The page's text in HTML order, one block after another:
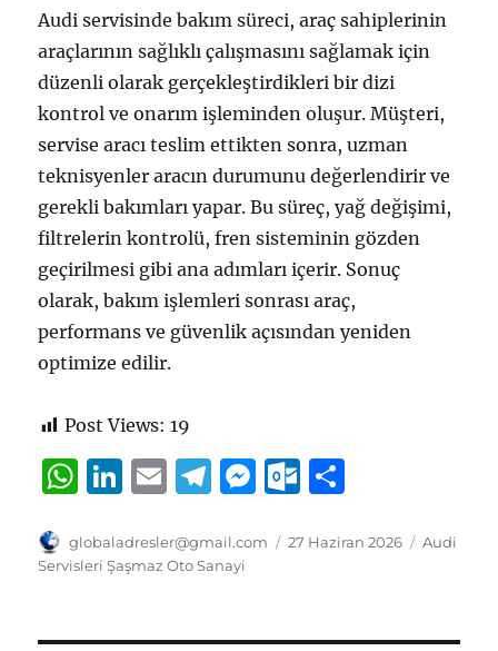
Audi servisinde bakım süreci, araç sahiplerinin
araçlarının sağlıklı çalışmasını sağlamak için
düzenli olarak gerçekleştirdikleri bir dizi
kontrol ve onarım işleminden oluşur. Müşteri,
servise aracı teslim ettikten sonra, uzman
teknisyenler aracın durumunu değerlendirir ve
gerekli bakımları yapar. Bu süreç, yağ değişimi,
filtrelerin kontrolü, fren sisteminin gözden
geçirilmesi gibi ana adımları içerir. Sonuç
olarak, bakım işlemleri sonrası araç,
performans ve güvenlik açısından yeniden
optimize edilir.
Post Views: 19
W
at
s
Li
k
e
E
ai
l
T
e
g
M
ss
O
tl a
Yazar
globaladresler@gmail.com
Yayın
27 Haziran 2026
Audi
Servisleri Şaşmaz Oto Sanayi